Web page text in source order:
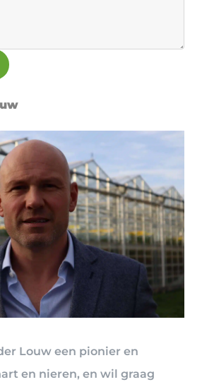
Louw een pionier en
en nieren, en wil graag